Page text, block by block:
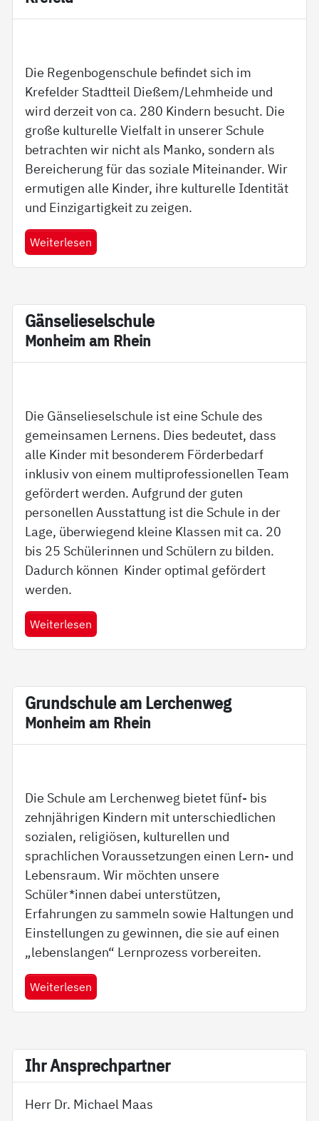
Die Regenbogenschule befindet sich im
Krefelder Stadtteil Dießem/Lehmheide und
wird derzeit von ca. 280 Kindern besucht. Die
große kulturelle Vielfalt in unserer Schule
betrachten wir nicht als Manko, sondern als
Bereicherung für das soziale Miteinander. Wir
ermutigen alle Kinder, ihre kulturelle Identität
und Einzigartigkeit zu zeigen.
Weiterlesen
Gän­se­lie­sel­schu­le
Mon­heim am Rhein
Die Gänselieselschule ist eine Schule des
gemeinsamen Lernens. Dies bedeutet, dass
alle Kinder mit besonderem Förderbedarf
inklusiv von einem multiprofessionellen Team
gefördert werden. Aufgrund der guten
personellen Ausstattung ist die Schule in der
Lage, überwiegend kleine Klassen mit ca. 20
bis 25 Schülerinnen und Schülern zu bilden.
Dadurch können Kinder optimal gefördert
werden.
Weiterlesen
Grund­schu­le am Ler­chen­weg
Mon­heim am Rhein
Die Schule am Lerchenweg bietet fünf- bis
zehnjährigen Kindern mit unterschiedlichen
sozialen, religiösen, kulturellen und
sprachlichen Voraussetzungen einen Lern- und
Lebensraum. Wir möchten unsere
Schüler*innen dabei unterstützen,
Erfahrungen zu sammeln sowie Haltungen und
Einstellungen zu gewinnen, die sie auf einen
„lebenslangen“ Lernprozess vorbereiten.
Weiterlesen
Ihr An­sp­rech­part­ner
Herr Dr. Michael Maas